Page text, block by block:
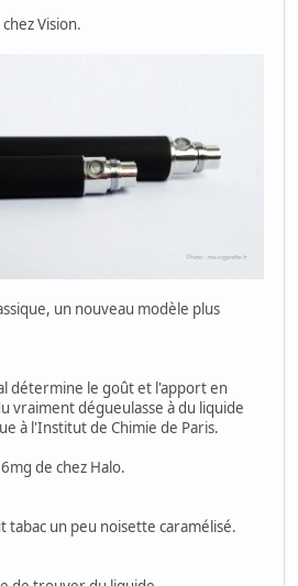
Vision.
un nouveau modèle plus
détermine le goût et l'apport en
vraiment dégueulasse à du liquide
à l'Institut de Chimie de Paris.
de chez Halo.
tabac un peu noisette caramélisé.